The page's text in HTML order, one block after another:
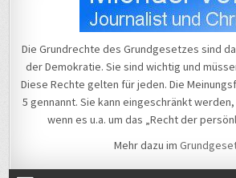
Michael Voß
Die Grundrechte des Grundgesetzes sind
der Demokratie. Sie sind wichtig und
Diese Rechte gelten für jeden. Die
5 gennannt. Sie kann eingeschränkt
wenn es u.a. um das „Recht der
Mehr dazu im